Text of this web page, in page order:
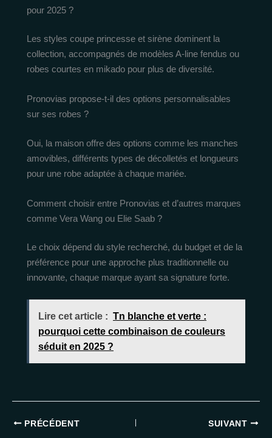
pour 2025 ?
Les styles coupe princesse et sirène dominent la
collection, accompagnés de modèles A-line fendus ou
robes courtes en mikado pour plus de diversité.
Pronovias propose-t-il des options personnalisables
sur ses robes ?
Oui, la maison offre des options comme les manches
amovibles, différents types de décolletés et longueurs
pour une robe adaptée à chaque mariée.
Comment choisir entre Pronovias et d’autres marques
comme Vera Wang ou Elie Saab ?
Le choix dépend du style recherché, du budget et de la
préférence pour une approche plus traditionnelle ou
innovante, chaque marque ayant sa signature forte.
Lire cet article : Tn blanche et verte :
pourquoi cette combinaison de couleurs
séduit en 2025 ?
PRÉCÉDENT SUIVANT